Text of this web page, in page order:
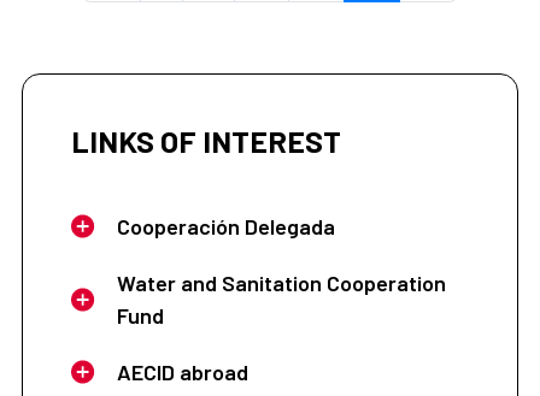
LINKS OF INTEREST
Cooperación Delegada
Water and Sanitation Cooperation
Fund
AECID abroad